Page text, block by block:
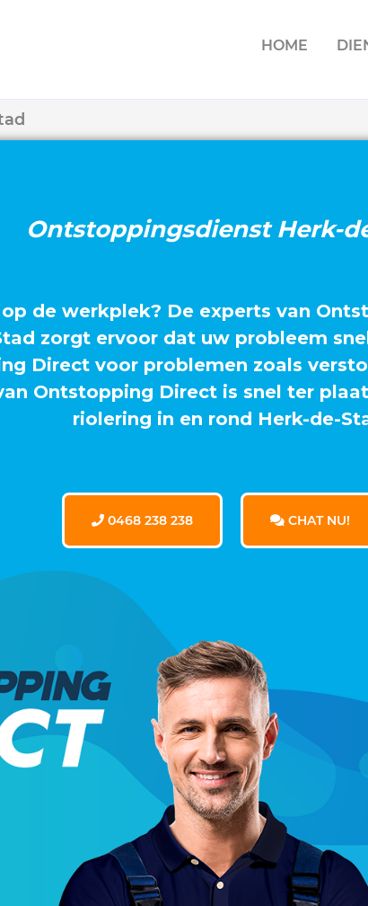
HOME
Ontstoppingsdienst Herk-
de werkplek? De experts van
zorgt ervoor dat uw probleem
Direct voor problemen zoals
Ontstopping Direct is snel ter
riolering in en rond Herk-de-
0468 238 238 CHAT NU!